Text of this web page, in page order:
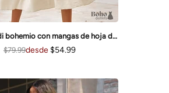
Vestido midi bohemio con mangas de hoja de loto Mia
$79.99desde $54.99